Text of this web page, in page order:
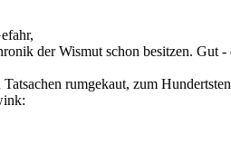
der Wismut schon besitzen. Gut
rumgekaut, zum